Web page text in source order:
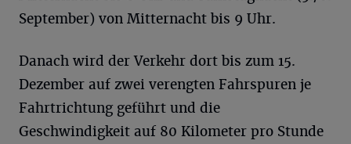
September) von Mitternacht bis 9 Uhr.
Danach wird der Verkehr dort bis zum 15.
Dezember auf zwei verengten Fahrspuren je
Fahrtrichtung geführt und die
Geschwindigkeit auf 80 Kilometer pro Stunde